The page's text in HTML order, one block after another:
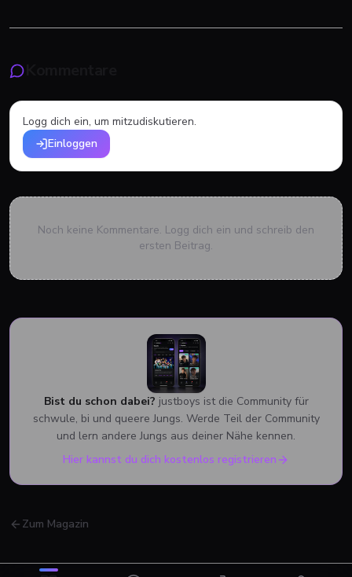
Logg dich ein, um mitzudiskutieren.
Einloggen
Noch keine Kommentare. Logg dich ein und schreib den
ersten Beitrag.
Bist du schon dabei? justboys ist die Community für
schwule, bi und queere Jungs. Werde Teil der Community
und lern andere Jungs aus deiner Nähe kennen.
Hier kannst du dich kostenlos registrieren
Zum Magazin